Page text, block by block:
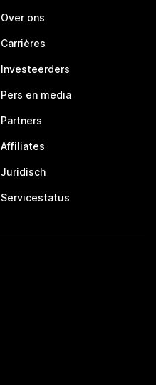
Over ons
Carrières
Investeerders
Pers en media
Partners
Affiliates
Juridisch
Servicestatus